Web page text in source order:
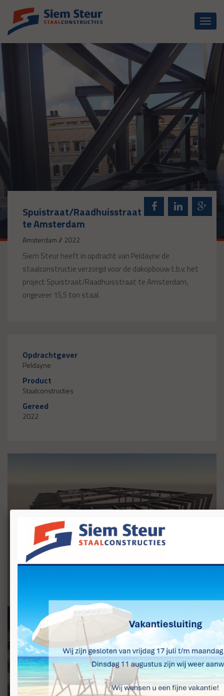
Toggle
Spuistraat/Raadhuisstraat
te Amsterdam
Amsterdam // 2022
Siem Steur heeft in opdracht van Peldayne de
staalconstructie verzorgd voor de dakopbouw t.b.v. het
project Spuistraat/Raadhuisstraat te Amsterdam,
ongeveer 15,5 ton staal.
Opdrachtgever
Peldayne
Product
Staalconstructies
Gereed
2022